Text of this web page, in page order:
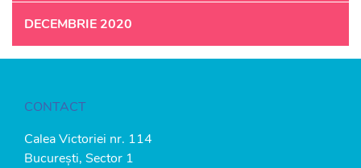
DECEMBRIE 2020
CONTACT
Calea Victoriei nr. 114
București, Sector 1